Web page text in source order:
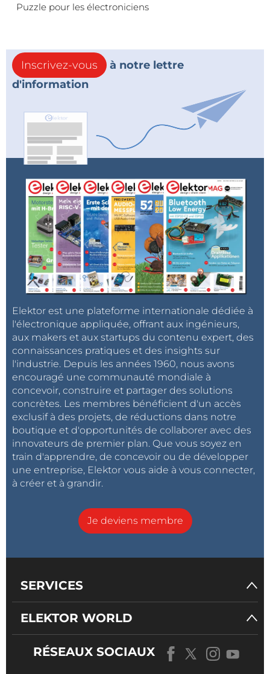
Puzzle pour les électroniciens
Inscrivez-vous
à notre lettre
d'information
Elektor est une plateforme internationale dédiée à
l'électronique appliquée, offrant aux ingénieurs,
aux makers et aux startups du contenu expert, des
connaissances pratiques et des insights sur
l'industrie. Depuis les années 1960, nous avons
encouragé une communauté mondiale à
concevoir, construire et partager des solutions
concrètes. Les membres bénéficient d'un accès
exclusif à des projets, de réductions dans notre
boutique et d'opportunités de collaborer avec des
innovateurs de premier plan. Que vous soyez en
train d'apprendre, de concevoir ou de développer
une entreprise, Elektor vous aide à vous connecter,
à créer et à grandir.
Je deviens membre
SERVICES
ELEKTOR WORLD
RÉSEAUX SOCIAUX